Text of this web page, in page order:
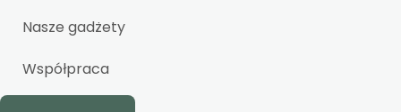
Nasze gadżety
Współpraca